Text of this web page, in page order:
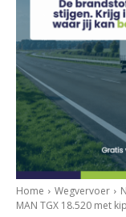
Home Wegvervoer
MAN TGX 18.520 met